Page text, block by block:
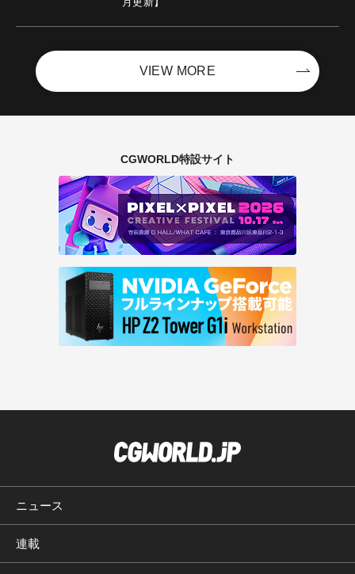
VIEW MORE
CGWORLD特設サイト
ニュース
連載